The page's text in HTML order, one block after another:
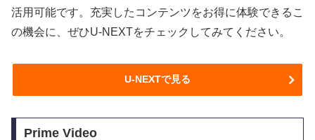
活用可能です。充実したコンテンツをお得に体験できるこ
の機会に、ぜひU-NEXTをチェックしてみてください。
U-NEXTで見る
Prime Video